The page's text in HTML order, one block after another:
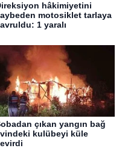
hâkimiyetini
motosiklet tarlaya
1 yaralı
çıkan yangın bağ
kulübeyi küle